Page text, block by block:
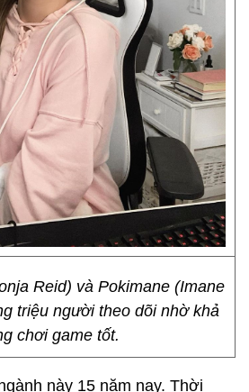
Reid) và Pokimane (Imane
triệu người theo dõi nhờ khả
chơi game tốt.
này 15 năm nay. Thời